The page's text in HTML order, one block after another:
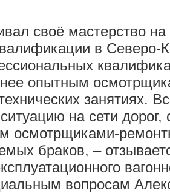
своё мастерство
в Северо-
опытным
занятиях.
на сети дорог,
осмотрщиками-
браков, –
вопросам